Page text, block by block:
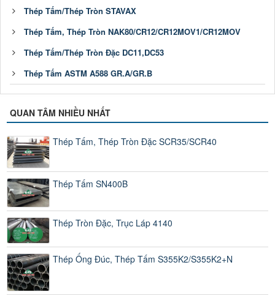
Thép Tấm/Thép Tròn STAVAX
Thép Tấm, Thép Tròn NAK80/CR12/CR12MOV1/CR12MOV
Thép Tấm/Thép Tròn Đặc DC11,DC53
Thép Tấm ASTM A588 GR.A/GR.B
QUAN TÂM NHIỀU NHẤT
Thép Tấm, Thép Tròn Đặc SCR35/SCR40
Thép Tấm SN400B
Thép Tròn Đặc, Trục Láp 4140
Thép Ống Đúc, Thép Tấm S355K2/S355K2+N